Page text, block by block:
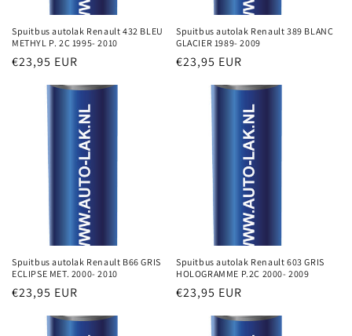
Spuitbus autolak Renault 432 BLEU
METHYL P. 2C 1995- 2010
Normale
€23,95 EUR
Spuitbus autolak Renault 389 BLANC
GLACIER 1989- 2009
Normale
€23,95 EUR
Spuitbus autolak Renault B66 GRIS
ECLIPSE MET. 2000- 2010
Normale
€23,95 EUR
Spuitbus autolak Renault 603 GRIS
HOLOGRAMME P.2C 2000- 2009
Normale
€23,95 EUR